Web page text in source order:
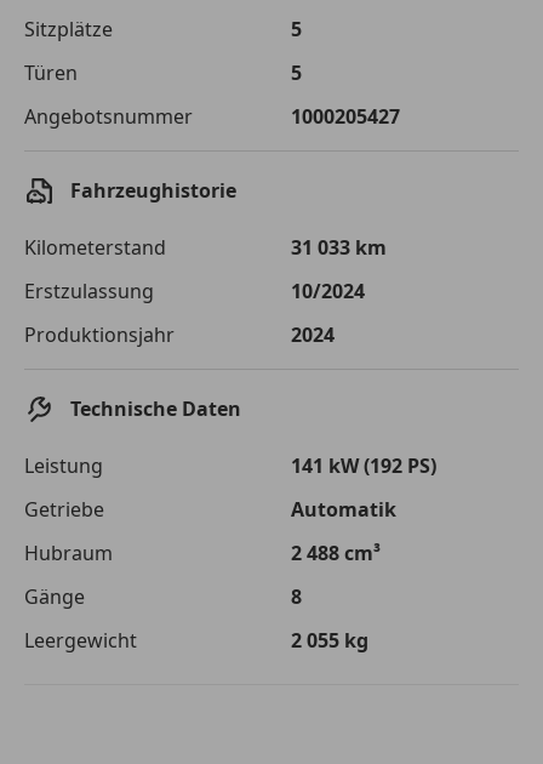
Gesamtbetrag
Einberechnete Gebühren
€ 0,-
Effektivzinsatz
Sollzinssatz
Monatliche Rate € 516,56
Die tatsächlichen Konditionen sind abhängig von Ihrer Bonität sowie
von der von Ihnen gewählten Bank. Rückzahlungszeitraum 1-10
Jahre. Zinsspanne Sollzinssatz: 2,90% - 14,90%.
Sitzplätze
5
Türen
5
Angebotsnummer
1000205427
Fahrzeughistorie
Kilometerstand
31 033 km
Erstzulassung
10/2024
Produktionsjahr
2024
Technische Daten
Leistung
141 kW (192 PS)
Getriebe
Automatik
Hubraum
2 488 cm³
Gänge
8
Leergewicht
2 055 kg